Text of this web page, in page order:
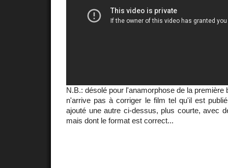
N.B.: désolé pour l'anamorphose de la première
n'arrive pas à corriger le film tel qu'il est
ajouté une autre ci-dessus, plus courte, avec
mais dont le format est correct...